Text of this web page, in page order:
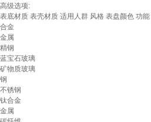
高级选项:
表底材质 表壳材质 适用人群 风格 表盘颜色 功能
合金
金属
精钢
蓝宝石玻璃
矿物质玻璃
钢
不锈钢
钛合金
金属